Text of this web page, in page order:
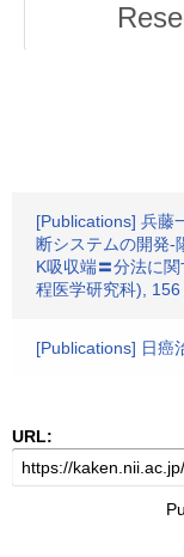
[Publications] 兵藤
断システムの開発-
K吸収端〓分法に
程医学研究科),
[Publications] 日癌
URL: